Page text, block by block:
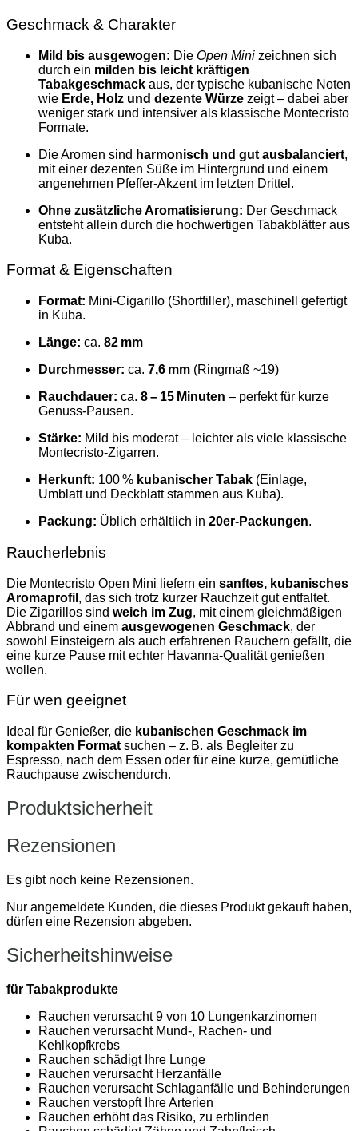
Geschmack & Charakter
Mild bis ausgewogen: Die Open Mini zeichnen sich
durch ein milden bis leicht kräftigen
Tabakgeschmack aus, der typische kubanische Noten
wie Erde, Holz und dezente Würze zeigt – dabei aber
weniger stark und intensiver als klassische Montecristo
Formate.
Die Aromen sind harmonisch und gut ausbalanciert,
mit einer dezenten Süße im Hintergrund und einem
angenehmen Pfeffer‑Akzent im letzten Drittel.
Ohne zusätzliche Aromatisierung: Der Geschmack
entsteht allein durch die hochwertigen Tabakblätter aus
Kuba.
Format & Eigenschaften
Format: Mini‑Cigarillo (Shortfiller), maschinell gefertigt
in Kuba.
Länge: ca. 82 mm
Durchmesser: ca. 7,6 mm (Ringmaß ~19)
Rauchdauer: ca. 8 – 15 Minuten – perfekt für kurze
Genuss‑Pausen.
Stärke: Mild bis moderat – leichter als viele klassische
Montecristo‑Zigarren.
Herkunft: 100 % kubanischer Tabak (Einlage,
Umblatt und Deckblatt stammen aus Kuba).
Packung: Üblich erhältlich in 20er‑Packungen.
Raucherlebnis
Die Montecristo Open Mini liefern ein sanftes, kubanisches
Aromaprofil , das sich trotz kurzer Rauchzeit gut entfaltet.
Die Zigarillos sind weich im Zug, mit einem gleichmäßigen
Abbrand und einem ausgewogenen Geschmack, der
sowohl Einsteigern als auch erfahrenen Rauchern gefällt, die
eine kurze Pause mit echter Havanna‑Qualität genießen
wollen.
Für wen geeignet
Ideal für Genießer, die kubanischen Geschmack im
kompakten Format suchen – z. B. als Begleiter zu
Espresso, nach dem Essen oder für eine kurze, gemütliche
Rauchpause zwischendurch.
Produktsicherheit
Rezensionen
Es gibt noch keine Rezensionen.
Nur angemeldete Kunden, die dieses Produkt gekauft haben,
dürfen eine Rezension abgeben.
Sicherheitshinweise
für Tabakprodukte
Rauchen verursacht 9 von 10 Lungenkarzinomen
Rauchen verursacht Mund-, Rachen- und
Kehlkopfkrebs
Rauchen schädigt Ihre Lunge
Rauchen verursacht Herzanfälle
Rauchen verursacht Schlaganfälle und Behinderungen
Rauchen verstopft Ihre Arterien
Rauchen erhöht das Risiko, zu erblinden